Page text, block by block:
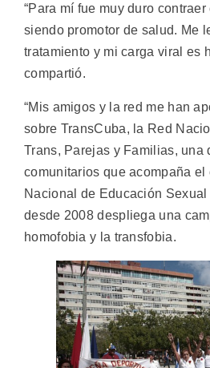
“Para mí fue muy duro
siendo promotor de salud. Me
tratamiento y mi carga viral es
compartió.
“Mis amigos y la red me han
sobre TransCuba, la Red
Trans, Parejas y Familias, una
comunitarios que acompaña el
Nacional de Educación
desde 2008 despliega una
homofobia y la transfobia.